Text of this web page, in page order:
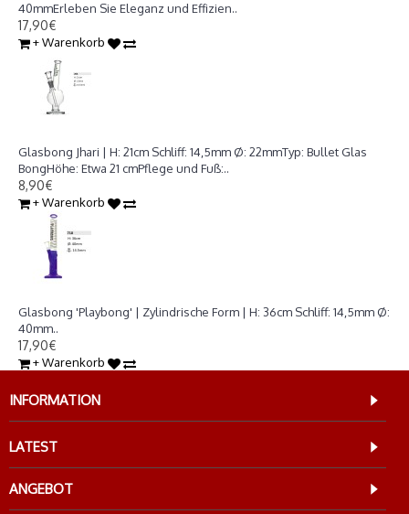
40mmErleben Sie Eleganz und Effizien..
17,90€
+ Warenkorb
Glasbong Jhari | H: 21cm Schliff: 14,5mm Ø: 22mmTyp: Bullet Glas
BongHöhe: Etwa 21 cmPflege und Fuß:..
8,90€
+ Warenkorb
Glasbong 'Playbong' | Zylindrische Form | H: 36cm Schliff: 14,5mm Ø:
40mm..
17,90€
+ Warenkorb
INFORMATION
LATEST
ANGEBOT